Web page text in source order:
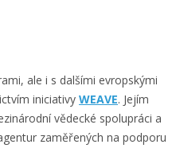
ale i s dalšími evropskými
iniciativy WEAVE. Jejím
vědecké spolupráci a
zaměřených na podporu